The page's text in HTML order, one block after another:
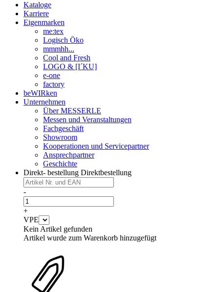
Kataloge
Karriere
Eigenmarken
me:tex
Logisch Öko
mmmhh...
Cool and Fresh
LOGO & [I´KU]
e-one
factory
beWIRken
Unternehmen
Über MESSERLE
Messen und Veranstaltungen
Fachgeschäft
Showroom
Kooperationen und Servicepartner
Ansprechpartner
Geschichte
Direkt- bestellung Direktbestellung
-
+
VPE
Kein Artikel gefunden
Artikel wurde zum Warenkorb hinzugefügt